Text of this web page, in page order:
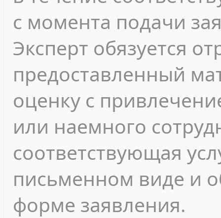
с момента подачи
Эксперт обязуется
предоставленный
оценку с
или наемного
соответствующая
письменном виде и
форме заявления.